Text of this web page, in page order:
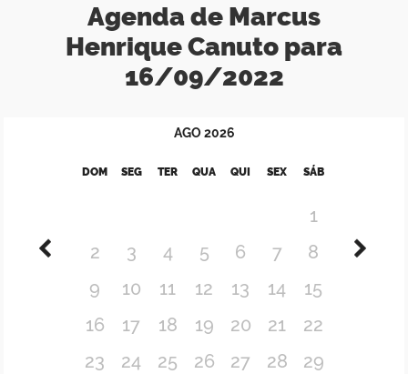
Agenda de Marcus
Henrique Canuto para
16/09/2022
AGO 2026
DOM SEG TER QUA QUI SEX SÁB
1
2
3 4 5 6 7
8
9
10 11 12 13 14
15
16
17 18 19 20 21
22
23
24 25 26 27 28
29